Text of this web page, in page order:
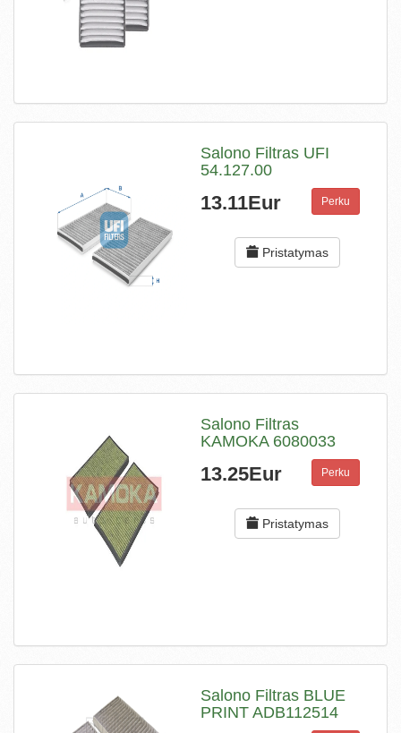
Salono Filtras UFI
54.127.00
13.11Eur Perku
Pristatymas
Salono Filtras
KAMOKA 6080033
13.25Eur Perku
Pristatymas
Salono Filtras BLUE
PRINT ADB112514